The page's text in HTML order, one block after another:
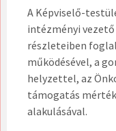
A Képviselő-
intézményi
részleteiben
működésével, a
helyzettel, az
támogatás
alakulásával.